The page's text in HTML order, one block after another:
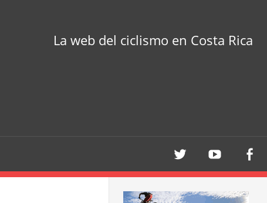
La web del ciclismo en Costa Rica